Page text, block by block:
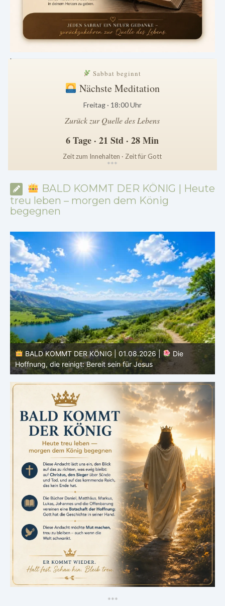
.
Sabbat beginnt
Nächste Meditation
Freitag · 18:00 Uhr
Zurück zur Quelle des Lebens
6 Tage · 21 Std · 28 Min
Zeit zum Innehalten · Zeit für Gott
***
BALD KOMMT DER KÖNIG | Heute
treu leben – morgen dem König
begegnen
BALD KOMMT DER KÖNIG | 01.08.2026 | Einführung in
den Monat |
August – Heiligung und Charakterbildung
***